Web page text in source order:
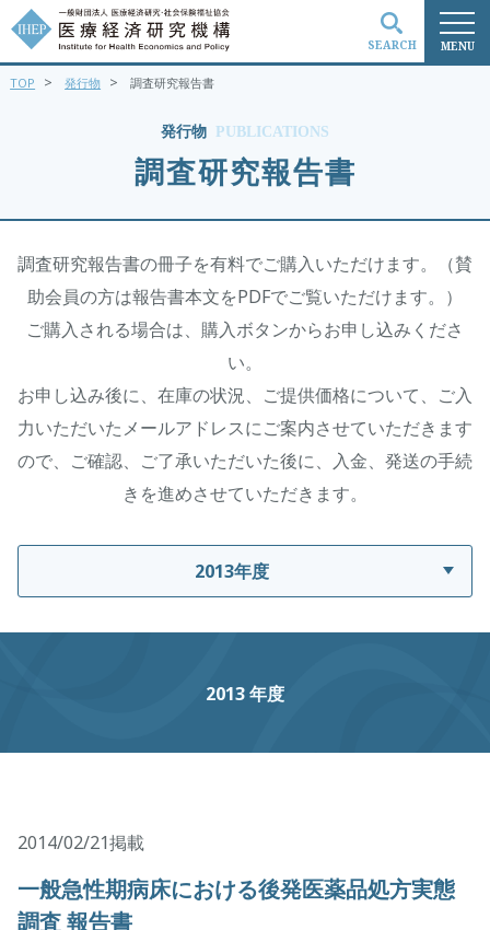
MENU
SEARCH
発行物 PUBLICATIONS
調査研究報告書
TOP > 発行物 > 調査研究報告書
調査研究報告書の冊子を有料でご購入いただけます。（賛
助会員の方は報告書本文をPDFでご覧いただけます。）
ご購入される場合は、購入ボタンからお申し込みくださ
い。
お申し込み後に、在庫の状況、ご提供価格について、ご入
力いただいたメールアドレスにご案内させていただきます
ので、ご確認、ご了承いただいた後に、入金、発送の手続
きを進めさせていただきます。
2013年度
2013 年度
2014/02/21掲載
一般急性期病床における後発医薬品処方実態
調査 報告書